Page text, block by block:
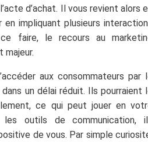
d’achat. Il vous revient alors
en impliquant plusieurs
faire, le recours au
majeur.
aux consommateurs par
un délai réduit. Ils pourraient
ce qui peut jouer en
les outils de communication,
de vous. Par simple